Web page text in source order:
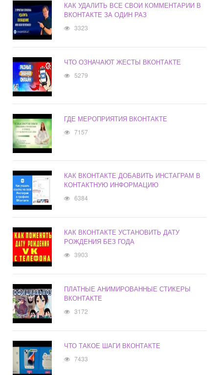
КАК УДАЛИТЬ ВСЕ СВОИ КОММЕНТАРИИ В
ВКОНТАКТЕ ЗА ОДИН РАЗ
3323
ЧТО ОЗНАЧАЮТ ЖЕСТЫ ВКОНТАКТЕ
5279
ГДЕ МЕРОПРИЯТИЯ ВКОНТАКТЕ
7157
КАК ВКОНТАКТЕ ДОБАВИТЬ ИНСТАГРАМ В
КОНТАКТНУЮ ИНФОРМАЦИЮ
6384
КАК ВКОНТАКТЕ УСТАНОВИТЬ ДАТУ
РОЖДЕНИЯ БЕЗ ГОДА
3903
ПЛАТНЫЕ АНИМИРОВАННЫЕ СТИКЕРЫ
ВКОНТАКТЕ
3172
ЧТО ТАКОЕ ШАГИ ВКОНТАКТЕ
7433